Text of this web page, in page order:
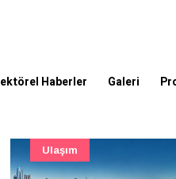
Haberler Galeri
Güncel